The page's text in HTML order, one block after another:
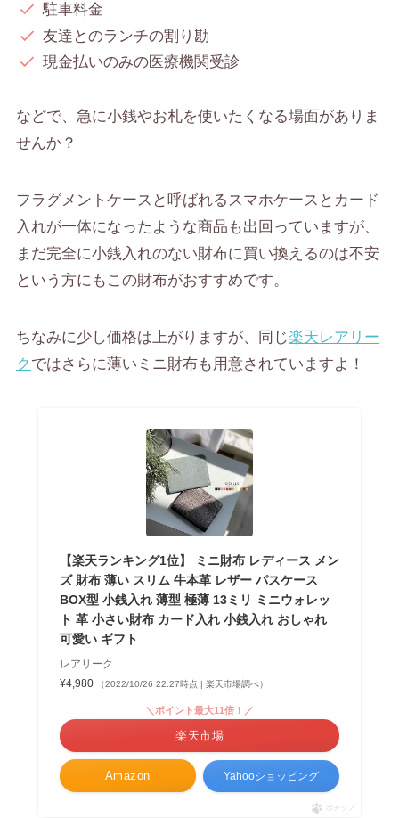
駐車料金
友達とのランチの割り勘
現金払いのみの医療機関受診
などで、急に小銭やお札を使いたくなる場面がありま
せんか？
フラグメントケースと呼ばれるスマホケースとカード
入れが一体になったような商品も出回っていますが、
まだ完全に小銭入れのない財布に買い換えるのは不安
という方にもこの財布がおすすめです。
ちなみに少し価格は上がりますが、同じ楽天レアリー
ク ではさらに薄いミニ財布も用意されていますよ！
【楽天ランキング1位】 ミニ財布 レディース メン
ズ 財布 薄い スリム 牛本革 レザー パスケース
BOX型 小銭入れ 薄型 極薄 13ミリ ミニウォレッ
ト 革 小さい財布 カード入れ 小銭入れ おしゃれ
可愛い ギフト
レアリーク
¥4,980
（2022/10/26 22:27時点 | 楽天市場調べ）
Amazon
＼ポイント最大11倍！／
楽天市場
Yahooショッピング
ポチップ